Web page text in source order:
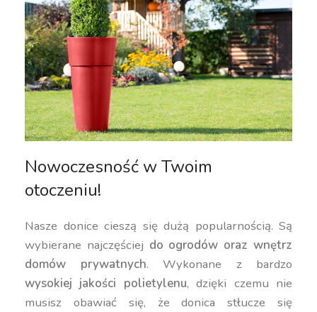
Nowoczesność w Twoim
otoczeniu!
Nasze donice cieszą się dużą popularnością. Są
wybierane najczęściej do ogrodów oraz wnętrz
domów prywatnych. Wykonane z bardzo
wysokiej jakości polietylenu, dzięki czemu nie
musisz obawiać się, że donica stłucze się